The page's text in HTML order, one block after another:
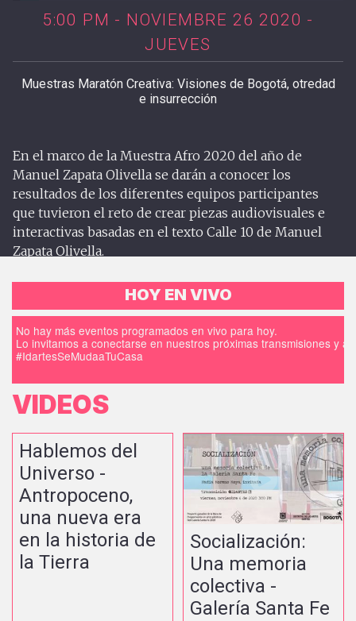
5:00 PM - NOVIEMBRE 26 2020 -
JUEVES
Muestras Maratón Creativa: Visiones de Bogotá, otredad
e insurrección
En el marco de la Muestra Afro 2020 del año de
Manuel Zapata Olivella se darán a conocer los
resultados de los diferentes equipos participantes
que tuvieron el reto de crear piezas audiovisuales e
interactivas basadas en el texto Calle 10 de Manuel
Zapata Olivella.
HOY EN VIVO
No hay más eventos programados en vivo para hoy.
Lo invitamos a conectarse en nuestros próximas transmisiones y
#IdartesSeMudaaTuCasa
VIDEOS
Hablemos del
Universo -
Antropoceno,
una nueva era
en la historia de
la Tierra
Socialización:
Una memoria
colectiva -
Galería Santa Fe